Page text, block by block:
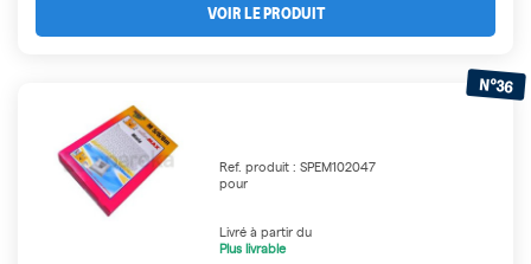
VOIR LE PRODUIT
N°36
Ref. produit : SPEM102047
pour
Livré à partir du
Plus livrable